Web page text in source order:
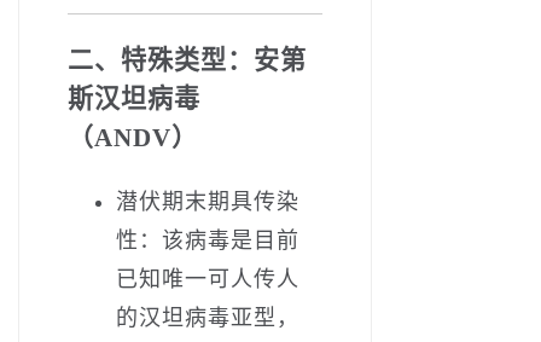
二、特殊类型：安第
斯汉坦病毒
（ANDV）
‌潜伏期末期具传染
性‌：该病毒是目前
已知唯一可人传人
的汉坦病毒亚型，